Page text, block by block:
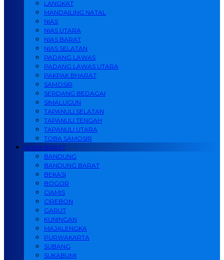
LANGKAT
MANDAILING NATAL
NIAS
NIAS UTARA
NIAS BARAT
NIAS SELATAN
PADANG LAWAS
PADANG LAWAS UTARA
PAKPAK BHARAT
SAMOSIR
SERDANG BEDAGAI
SIMALUGUN
TAPANULI SELATAN
TAPANULI TENGAH
TAPANULI UTARA
TOBA SAMOSIR
JAWA BARAT
BANDUNG
BANDUNG BARAT
BEKASI
BOGOR
CIAMIS
CIREBON
GARUT
KUNINGAN
MAJALENGKA
PURWAKARTA
SUBANG
SUKABUMI